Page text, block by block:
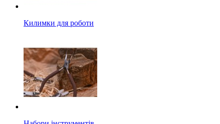
Килимки для роботи